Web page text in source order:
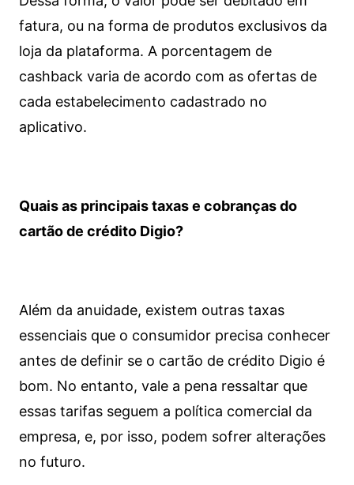
fatura, ou na forma de produtos exclusivos da
loja da plataforma. A porcentagem de
cashback varia de acordo com as ofertas de
cada estabelecimento cadastrado no
aplicativo.
Quais as principais taxas e cobranças do
cartão de crédito Digio?
Além da anuidade, existem outras taxas
essenciais que o consumidor precisa conhecer
antes de definir se o cartão de crédito Digio é
bom. No entanto, vale a pena ressaltar que
essas tarifas seguem a política comercial da
empresa, e, por isso, podem sofrer alterações
no futuro.